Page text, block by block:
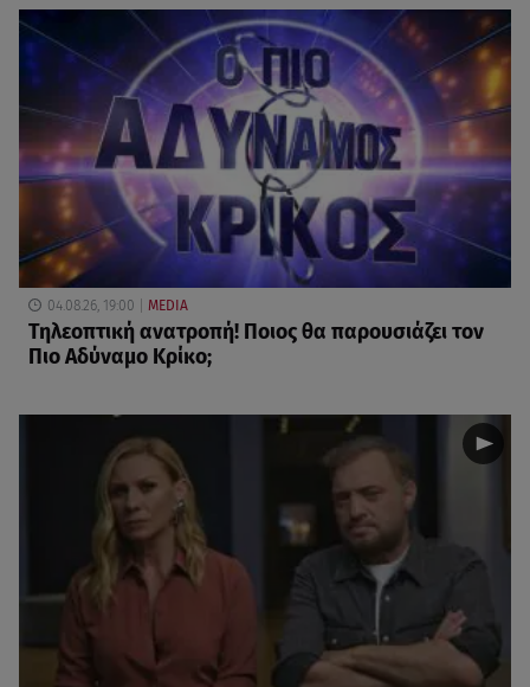
04.08.26, 19:00 MEDIA
Τηλεοπτική ανατροπή! Ποιος θα παρουσιάζει τον
Πιο Αδύναμο Κρίκο;